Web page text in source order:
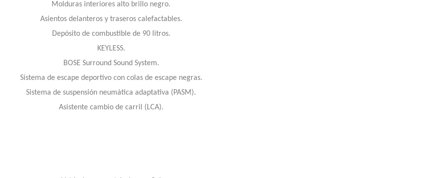
Molduras interiores alto brillo negro.
Asientos delanteros y traseros calefactables.
Depósito de combustible de 90 litros.
KEYLESS.
BOSE Surround Sound System.
Sistema de escape deportivo con colas de escape negras.
Sistema de suspensión neumática adaptativa (PASM).
Asistente cambio de carril (LCA).